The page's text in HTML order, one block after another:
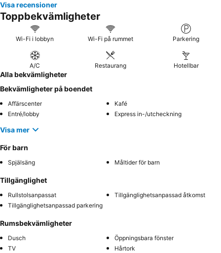
Visa recensioner
Toppbekvämligheter
Wi-Fi i lobbyn Wi-Fi på rummet Parkering
A/C Restaurang Hotellbar
Alla bekvämligheter
Bekvämligheter på boendet
Affärscenter
Kafé
Entré/lobby
Express in-/utcheckning
Visa mer
För barn
Spjälsäng Måltider för barn
Tillgänglighet
Rullstolsanpassat
Tillgänglighetsanpassad åtkomst
Tillgänglighetsanpassad parkering
Rumsbekvämligheter
Dusch
Öppningsbara fönster
TV
Hårtork